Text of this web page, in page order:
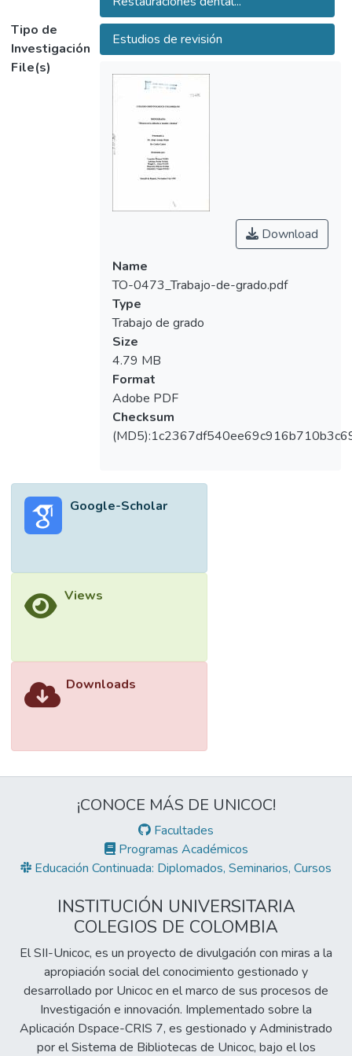
Tipo de
Investigación
Estudios de revisión
File(s)
Download
Name
TO-0473_Trabajo-de-grado.pdf
Type
Trabajo de grado
Size
4.79 MB
Format
Adobe PDF
Checksum
Google-Scholar
Views
Downloads
¡CONOCE MÁS DE UNICOC!
Facultades
Programas Académicos
Educación Continuada: Diplomados, Seminarios, Cursos
INSTITUCIÓN UNIVERSITARIA
COLEGIOS DE COLOMBIA
El SII-Unicoc, es un proyecto de divulgación con miras a la
apropiación social del conocimiento gestionado y
desarrollado por Unicoc en el marco de sus procesos de
Investigación e innovación. Implementado sobre la
Aplicación Dspace-CRIS 7, es gestionado y Administrado
por el Sistema de Bibliotecas de Unicoc, bajo el los